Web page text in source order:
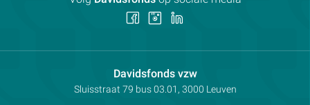
Davidsfonds vzwContactpersoon:
Adres:
Sluisstraat 79 bus 03.01, 3000 Leuven
Volg Volg